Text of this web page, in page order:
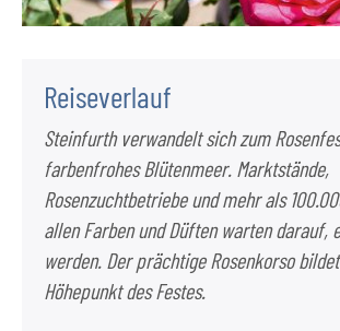
Reiseverlauf
Steinfurth verwandelt sich zum
farbenfrohes Blütenmeer. Marktstände,
Rosenzuchtbetriebe und mehr als
allen Farben und Düften warten darauf,
werden. Der prächtige Rosenkorso
Höhepunkt des Festes.